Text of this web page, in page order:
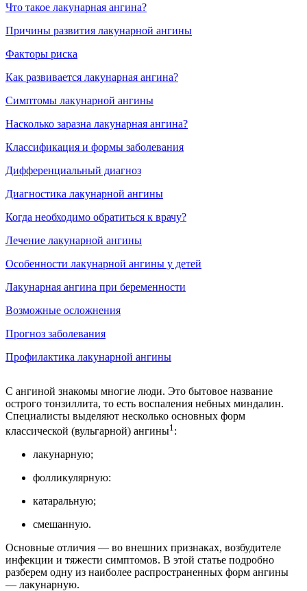
Что такое лакунарная ангина?
Причины развития лакунарной ангины
Факторы риска
Как развивается лакунарная ангина?
Симптомы лакунарной ангины
Насколько заразна лакунарная ангина?
Классификация и формы заболевания
Дифференциальный диагноз
Диагностика лакунарной ангины
Когда необходимо обратиться к врачу?
Лечение лакунарной ангины
Особенности лакунарной ангины у детей
Лакунарная ангина при беременности
Возможные осложнения
Прогноз заболевания
Профилактика лакунарной ангины
С ангиной знакомы многие люди. Это бытовое название
острого тонзиллита, то есть воспаления небных миндалин.
Специалисты выделяют несколько основных форм
классической (вульгарной) ангины1 :
лакунарную;
фолликулярную:
катаральную;
смешанную.
Основные отличия — во внешних признаках, возбудителе
инфекции и тяжести симптомов. В этой статье подробно
разберем одну из наиболее распространенных форм ангины
— лакунарную.